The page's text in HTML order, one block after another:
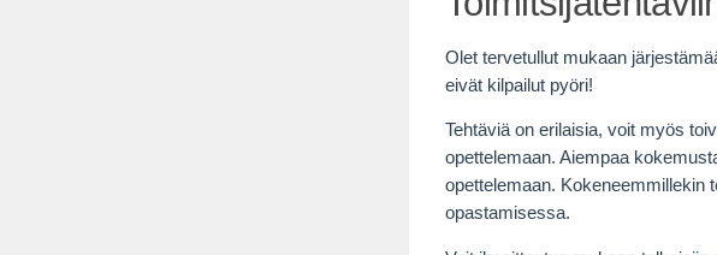
Olet tervetullut mukaan
eivät kilpailut pyöri!
Tehtäviä on erilaisia, voit myös
opettelemaan. Aiempaa
opettelemaan. Kokeneemmillekin
opastamisessa.